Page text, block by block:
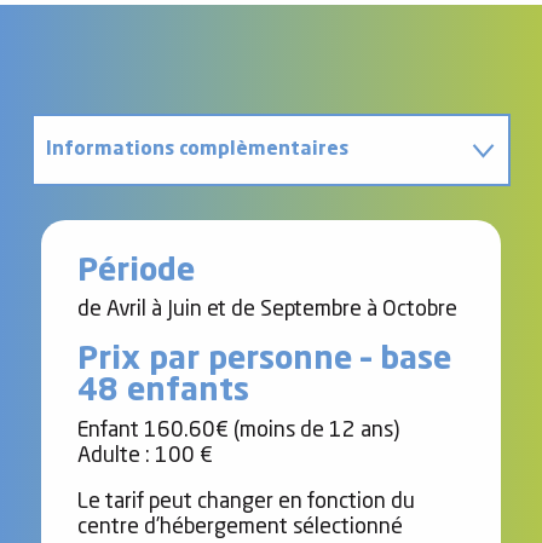
Informations complèmentaires
Contact
Période
de Avril à Juin et de Septembre à Octobre
Prix par personne – base
48 enfants
Enfant 160.60€ (moins de 12 ans)
Adulte : 100 €
Le tarif peut changer en fonction du
centre d’hébergement sélectionné